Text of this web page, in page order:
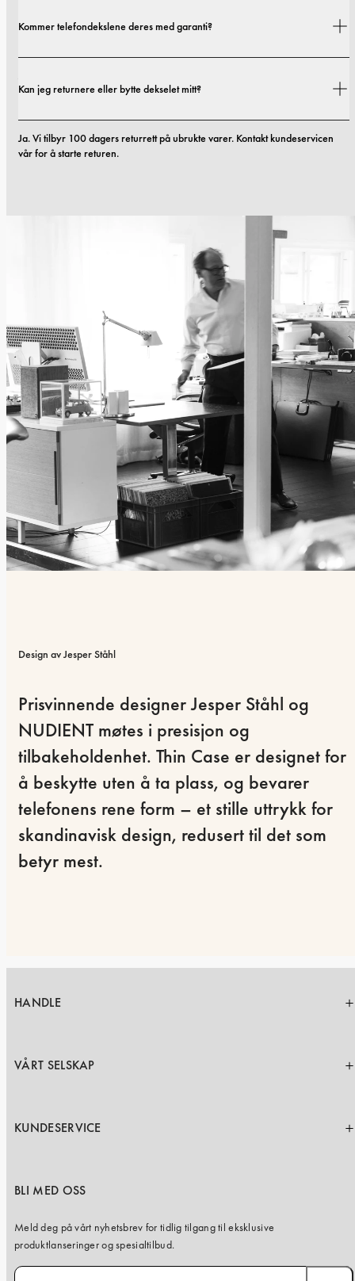
finner alle detaljer i vår fraktpolicy.
Kommer telefondekslene deres med garanti?
materialer eller utførelse innen de første 12 månedene, erstatter vi dekselet
Kan jeg returnere eller bytte dekselet mitt?
Ja. Vi tilbyr 100 dagers returrett på ubrukte varer. Kontakt kundeservicen
vår for å starte returen.
Design av Jesper Ståhl
Prisvinnende designer Jesper Ståhl og
NUDIENT møtes i presisjon og
tilbakeholdenhet. Thin Case er designet for
å beskytte uten å ta plass, og bevarer
telefonens rene form – et stille uttrykk for
skandinavisk design, redusert til det som
betyr mest.
HANDLE
VÅRT SELSKAP
KUNDESERVICE
BLI MED OSS
Meld deg på vårt nyhetsbrev for tidlig tilgang til eksklusive
produktlanseringer og spesialtilbud.